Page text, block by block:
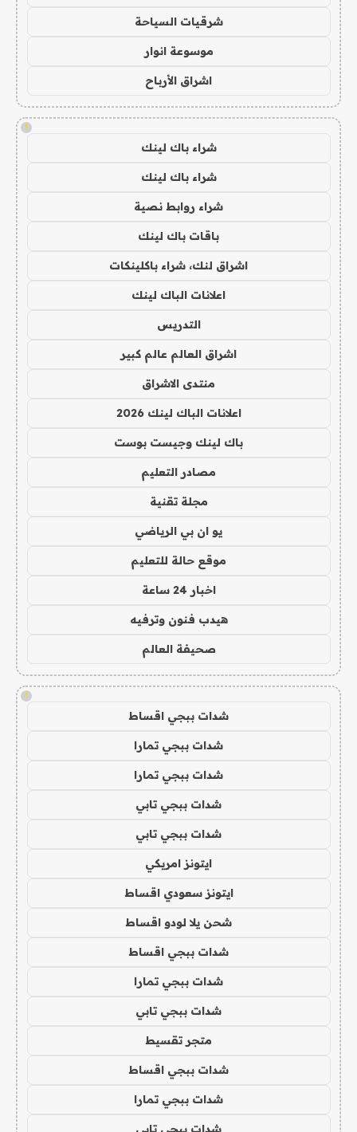
شرقيات السياحة
موسوعة انوار
اشراق الأرباح
!
شراء باك لينك
شراء باك لينك
شراء روابط نصية
باقات باك لينك
اشراق لنك، شراء باكلينكات
اعلانات الباك لينك
التدريس
اشراق العالم عالم كبير
منتدى الاشراق
اعلانات الباك لينك 2026
باك لينك وجيست بوست
مصادر التعليم
مجلة تقنية
يو ان بي الرياضي
موقع حالة للتعليم
اخبار 24 ساعة
هيدب فنون وترفيه
صحيفة العالم
!
شدات ببجي اقساط
شدات ببجي تمارا
شدات ببجي تمارا
شدات ببجي تابي
شدات ببجي تابي
ايتونز امريكي
ايتونز سعودي اقساط
شحن يلا لودو اقساط
شدات ببجي اقساط
شدات ببجي تمارا
شدات ببجي تابي
متجر تقسيط
شدات ببجي اقساط
شدات ببجي تمارا
شدات ببجي تابي